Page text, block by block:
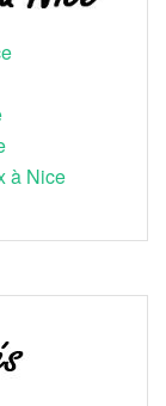
à Nice